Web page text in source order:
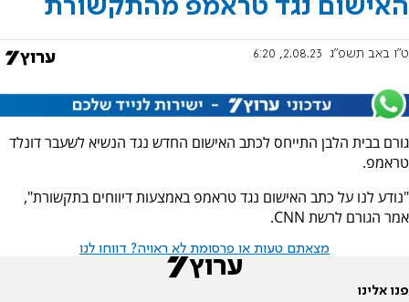
האישום נגד טראמפ מהתקשורת
ט"ו באב תשפ"ג 2.08.23, 6:20
גורם בבית הלבן התייחס לכתב האישום החדש נגד הנשיא לשעבר דונלד
טראמפ.
"נודע לנו על כתב האישום נגד טראמפ באמצעות דיווחים בתקשורת",
אמר הגורם לרשת CNN.
מצאתם טעות או פרסומת לא ראויה? דווחו לנו
פנו אלינו